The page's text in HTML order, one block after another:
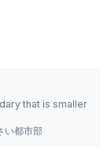
that is smaller
い都市部